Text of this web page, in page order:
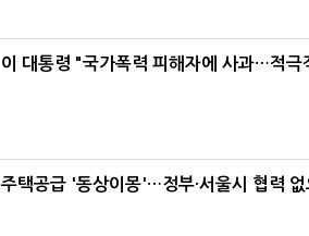
이 대통령 "국가폭력 피해자에 사과…적극
주택공급 '동상이몽'…정부·서울시 협력